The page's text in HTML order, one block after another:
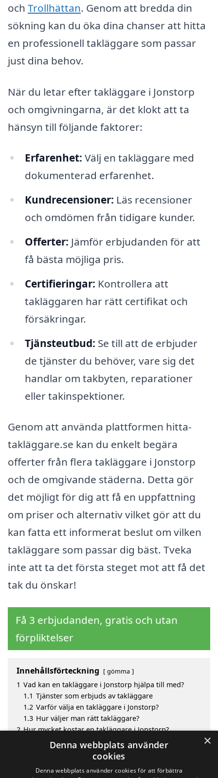
och Trollhättan. Genom att bredda din
sökning kan du öka dina chanser att hitta
en professionell takläggare som passar
just dina behov.
När du letar efter takläggare i Jonstorp
och omgivningarna, är det klokt att ta
hänsyn till följande faktorer:
Erfarenhet: Välj en takläggare med
dokumenterad erfarenhet.
Kundrecensioner: Läs recensioner
och omdömen från tidigare kunder.
Offerter: Jämför erbjudanden för att
få bästa möjliga pris.
Certifieringar: Kontrollera att
takläggaren har rätt certifikat och
försäkringar.
Tjänsteutbud: Se till att de erbjuder
de tjänster du behöver, vare sig det
handlar om takbyten, reparationer
eller takinspektioner.
Genom att använda plattformen hitta-
takläggare.se kan du enkelt begära
offerter från flera takläggare i Jonstorp
och de omgivande städerna. Detta gör
det möjligt för dig att få en uppfattning
om priser och alternativ vilket gör att du
kan fatta ett informerat beslut om vilken
takläggare som passar dig bäst. Tveka
inte att ta det första steget mot att få det
tak du önskar!
Få 3 erbjudanden, gratis och utan
förpliktelser
Innehållsförteckning gömma
1 Vad kan en takläggare i Jonstorp hjälpa till med?
1.1 Tjänster som erbjuds av takläggare
1.2 Varför välja en takläggare i Jonstorp?
1.3 Hur väljer man rätt takläggare?
2 Hur mycket kostar en takläggare i Jonstorp?
Fördelar med att välja takläggare i Jonstorp
Sök efter en skicklig takläggare i Jonstorp och de
×
Denna webbplats använder
cookies
Denna webbplats använder cookies för att förbättra